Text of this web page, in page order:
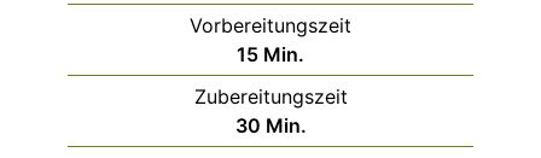
Vorbereitungszeit
15Minuten
Min.
Zubereitungszeit
30Minuten
Min.